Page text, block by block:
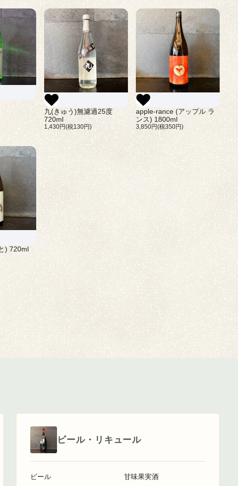
九(きゅう)無濾過25度
720ml
1,430円(税130円)
apple-rance (アップル ラ
ンス) 1800ml
3,850円(税350円)
蔵富人 (くらふと) 720ml
ビール・リキュール
ビール 甘味果実酒